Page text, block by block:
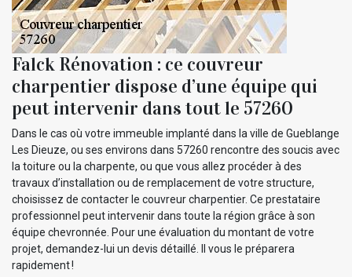
Falck Rénovation : ce couvreur
charpentier dispose d’une équipe qui
peut intervenir dans tout le 57260
Dans le cas où votre immeuble implanté dans la ville de Gueblange
Les Dieuze, ou ses environs dans 57260 rencontre des soucis avec
la toiture ou la charpente, ou que vous allez procéder à des
travaux d’installation ou de remplacement de votre structure,
choisissez de contacter le couvreur charpentier. Ce prestataire
professionnel peut intervenir dans toute la région grâce à son
équipe chevronnée. Pour une évaluation du montant de votre
projet, demandez-lui un devis détaillé. Il vous le préparera
rapidement !